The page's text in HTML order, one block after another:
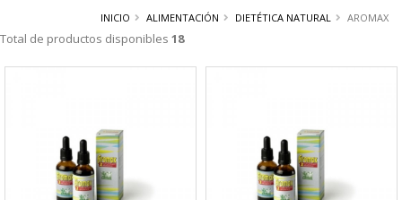
INICIO ALIMENTACIÓN DIETÉTICA NATURAL AROMAX
Total de productos disponibles 18